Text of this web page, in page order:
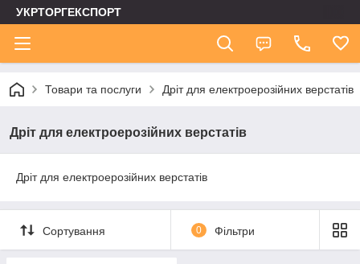
УКРТОРГЕКСПОРТ
Товари та послуги Дріт для електроерозійних верстатів
Дріт для електроерозійних верстатів
Дріт для електроерозійних верстатів
Сортування 0 Фільтри